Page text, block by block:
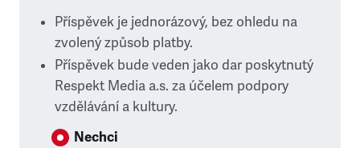
Příspěvek je jednorázový, bez ohledu na
zvolený způsob platby.
Příspěvek bude veden jako dar poskytnutý
Respekt Media a.s. za účelem podpory
vzdělávání a kultury.
Nechci